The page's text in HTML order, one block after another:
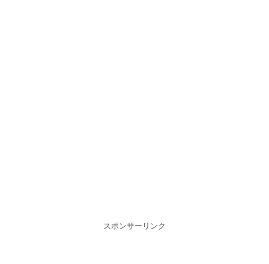
スポンサーリンク